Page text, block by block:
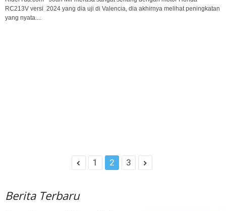
RC213V versi 2024 yang dia uji di Valencia, dia akhirnya melihat peningkatan
yang nyata....
1 2 3
Berita Terbaru